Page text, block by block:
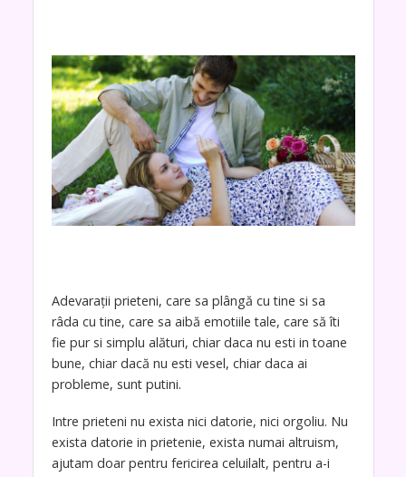
Adevarații prieteni, care sa plângă cu tine si sa
râda cu tine, care sa aibă emotiile tale, care să îti
fie pur si simplu alături, chiar daca nu esti in toane
bune, chiar dacă nu esti vesel, chiar daca ai
probleme, sunt putini.
Intre prieteni nu exista nici datorie, nici orgoliu. Nu
exista datorie in prietenie, exista numai altruism,
ajutam doar pentru fericirea celuilalt, pentru a-i